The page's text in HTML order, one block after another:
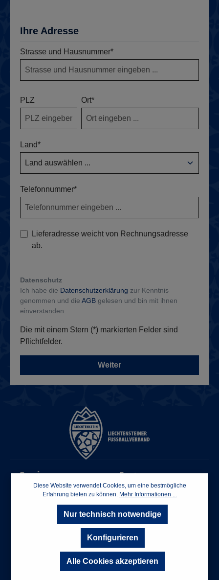
Ihre Adresse
Strasse und Hausnummer*
PLZ Ort*
Land*
Telefonnummer*
Lieferadresse weicht von Rechnungsadresse
ab.
Datenschutz
Ich habe die Datenschutzerklärung zur Kenntnis
genommen und die AGB gelesen und bin mit ihnen
einverstanden.
Die mit einem Stern (*) markierten Felder sind
Pflichtfelder.
Weiter
Service
Datenschutzerklärung
Fragen zum
Fanshop?
shop@lfv.li
Oder über unser
Kontaktformular
Diese Website verwendet Cookies, um eine bestmögliche
Erfahrung bieten zu können. Mehr Informationen ...
Nur technisch notwendige
Konfigurieren
Alle Cookies akzeptieren